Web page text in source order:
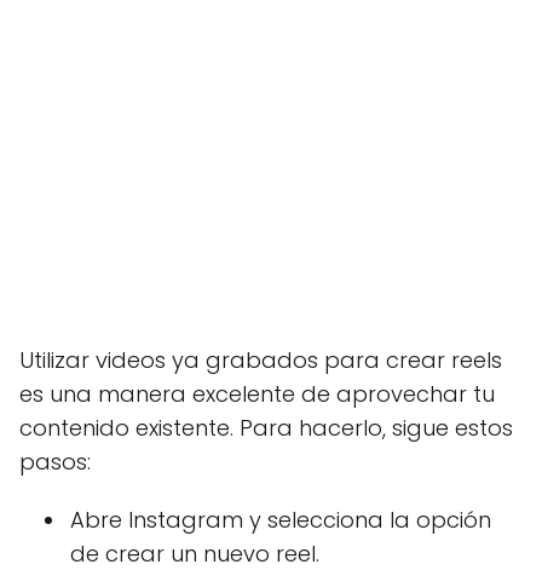
Utilizar videos ya grabados para crear reels
es una manera excelente de aprovechar tu
contenido existente. Para hacerlo, sigue estos
pasos:
Abre Instagram y selecciona la opción
de crear un nuevo reel.